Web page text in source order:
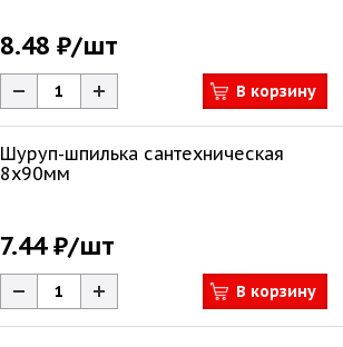
8.48 ₽/шт
В корзину
Шуруп-шпилька сантехническая
8х90мм
7.44 ₽/шт
В корзину